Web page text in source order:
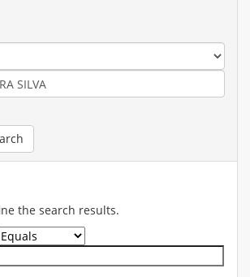
the search results.